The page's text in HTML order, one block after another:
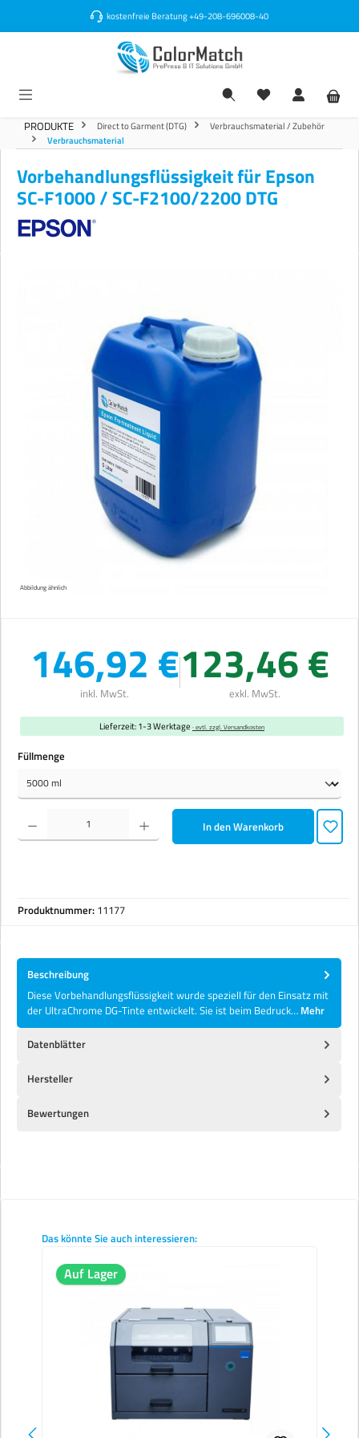
kostenfreie Beratung+49-208-696008-40
PRODUKTE Direct to Garment (DTG)
Verbrauchsmaterial / Zubehör
Verbrauchsmaterial
Vorbehandlungsflüssigkeit für Epson
SC-F1000 / SC-F2100/2200 DTG
Abbildung ähnlich
146,92 €
inkl. MwSt.
123,46 €
exkl. MwSt.
Lieferzeit: 1-3 Werktage · evtl. zzgl. Versandkosten
Füllmenge
Produkt Anzahl: Gib den gewünschten Wert ein oder benutze die Schaltflächen um die Anzahl zu
In den Warenkorb
Produktnummer: 11177
Beschreibung
Diese Vorbehandlungsflüssigkeit wurde speziell für den Einsatz mit
der UltraChrome DG-Tinte entwickelt. Sie ist beim Bedruck… Mehr
Datenblätter
Hersteller
Bewertungen
Produktgalerie überspringen
Das könnte Sie auch interessieren:
Auf Lager